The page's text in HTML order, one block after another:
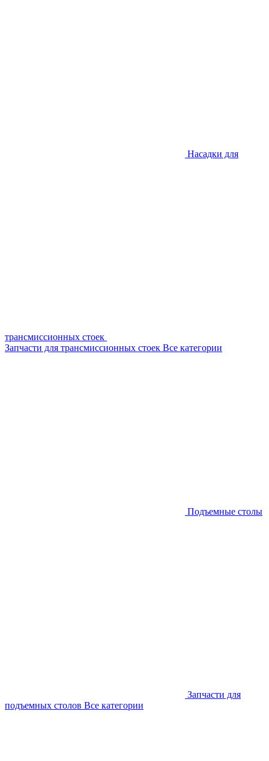
Насадки для
трансмиссионных стоек
Запчасти для трансмиссионных стоек Все категории
Подъемные столы
Запчасти для
подъемных столов Все категории